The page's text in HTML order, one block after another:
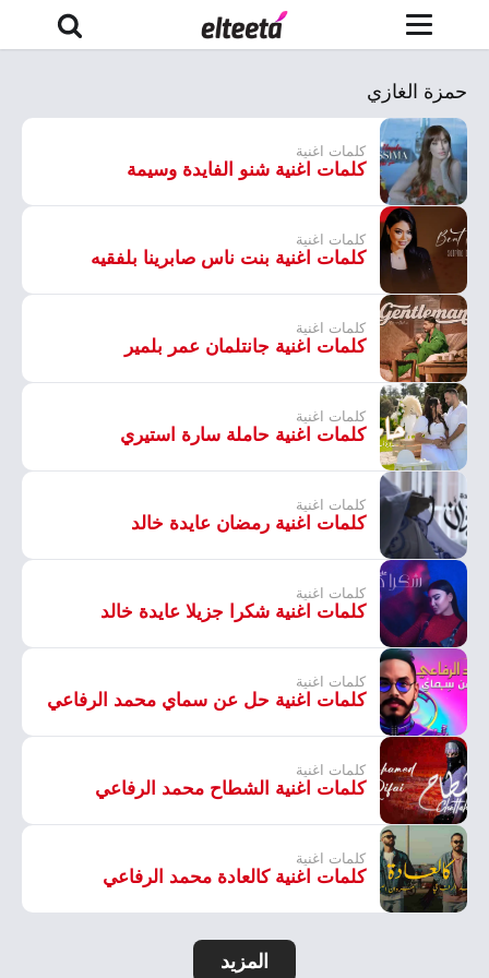
حمزة الغازي
كلمات اغنية
كلمات اغنية شنو الفايدة وسيمة
كلمات اغنية
كلمات اغنية بنت ناس صابرينا بلفقيه
كلمات اغنية
كلمات اغنية جانتلمان عمر بلمير
كلمات اغنية
كلمات اغنية حاملة سارة استيري
كلمات اغنية
كلمات اغنية رمضان عايدة خالد
كلمات اغنية
كلمات اغنية شكرا جزيلا عايدة خالد
كلمات اغنية
كلمات اغنية حل عن سماي محمد الرفاعي
كلمات اغنية
كلمات اغنية الشطاح محمد الرفاعي
كلمات اغنية
كلمات اغنية كالعادة محمد الرفاعي
المزيد